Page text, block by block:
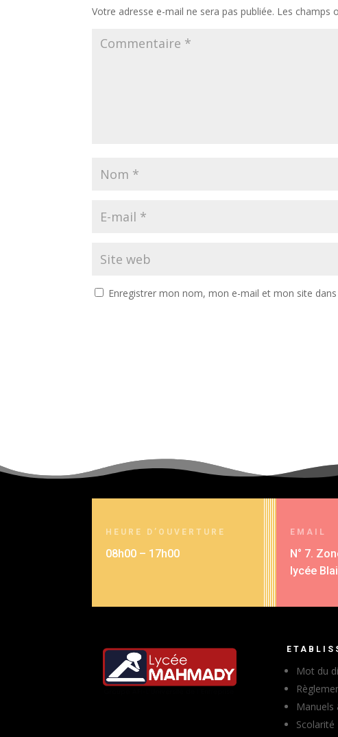
Votre adresse e-mail ne sera pas publiée. Les champs
Enregistrer mon nom, mon e-mail et mon site
HEURE D’OUVERTURE
08h00 – 17h00
EMAIL
N° 7.
lycée
Mot du
Manuels
Scolarité